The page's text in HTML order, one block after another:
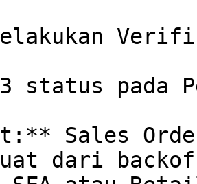
status pada
Sales
dari